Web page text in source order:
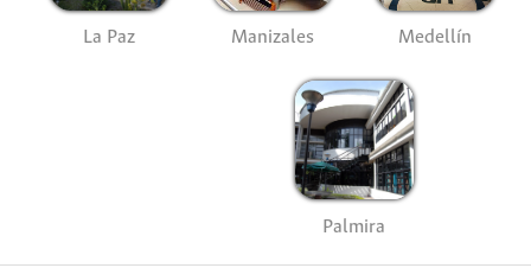
La Paz Manizales Medellín
Palmira